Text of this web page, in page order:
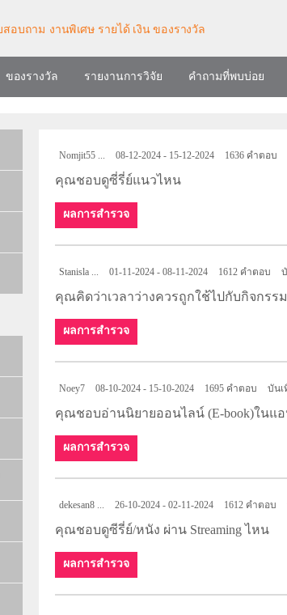
ของรางวัล รายงานการวิจัย คำถามที่พบบ่อย
Nomjit55 ... 08-12-2024 - 15-12-2024 1636 คำตอบ
คุณชอบดูซี่รี่ย์แนวไหน
ผลการสำรวจ
Stanisla ... 01-11-2024 - 08-11-2024 1612 คำตอบ
คุณคิดว่าเวลาว่างควรถูกใช้ไปกับกิจกรร
ผลการสำรวจ
Noey7 08-10-2024 - 15-10-2024 1695 คำตอบ บันเ
คุณชอบอ่านนิยายออนไลน์ (E-book)ในแ
ผลการสำรวจ
dekesan8 ... 26-10-2024 - 02-11-2024 1612 คำตอบ
คุณชอบดูซีรี่ย์/หนัง ผ่าน Streaming ไหน
ผลการสำรวจ